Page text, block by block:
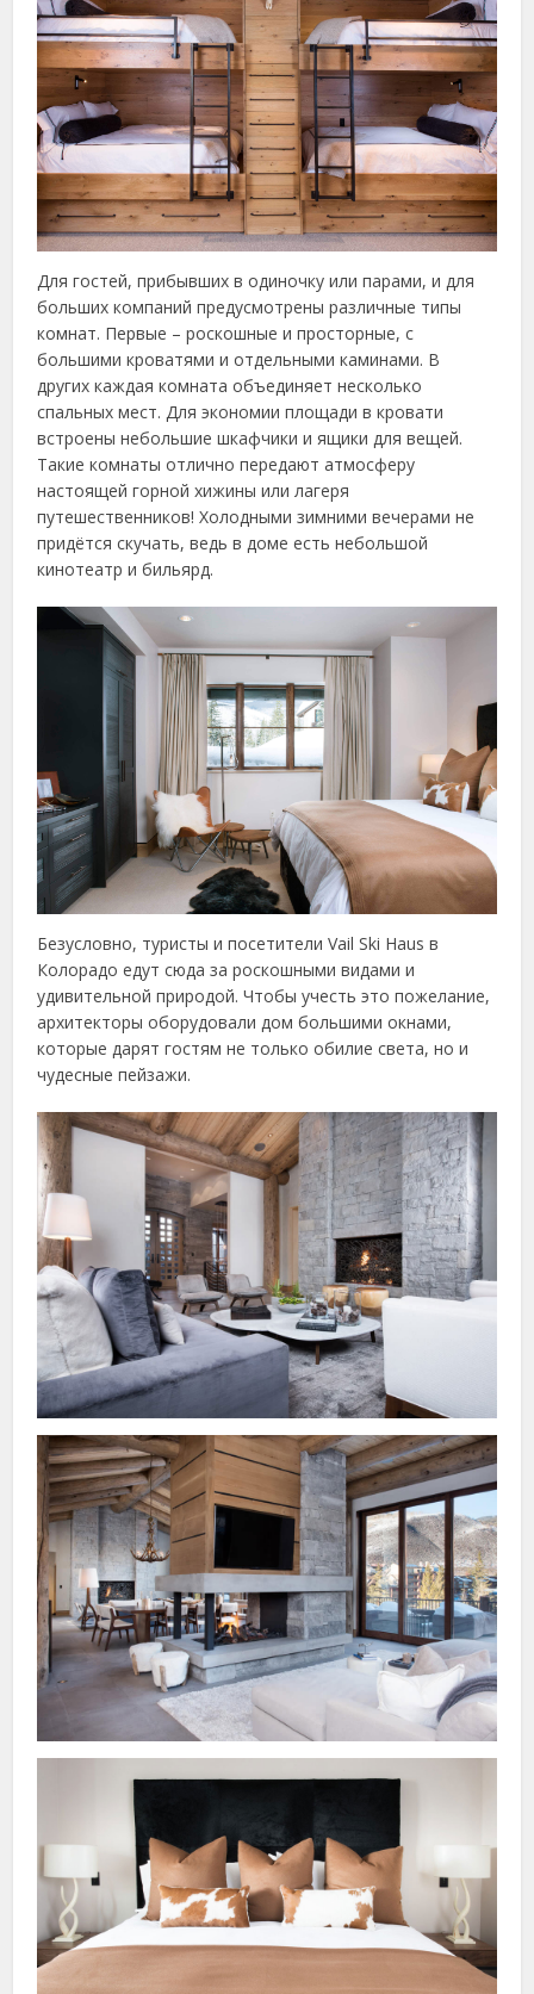
Для гостей, прибывших в одиночку или парами, и для
больших компаний предусмотрены различные типы
комнат. Первые – роскошные и просторные, с
большими кроватями и отдельными каминами. В
других каждая комната объединяет несколько
спальных мест. Для экономии площади в кровати
встроены небольшие шкафчики и ящики для вещей.
Такие комнаты отлично передают атмосферу
настоящей горной хижины или лагеря
путешественников! Холодными зимними вечерами не
придётся скучать, ведь в доме есть небольшой
кинотеатр и бильярд.
Безусловно, туристы и посетители Vail Ski Haus в
Колорадо едут сюда за роскошными видами и
удивительной природой. Чтобы учесть это пожелание,
архитекторы оборудовали дом большими окнами,
которые дарят гостям не только обилие света, но и
чудесные пейзажи.